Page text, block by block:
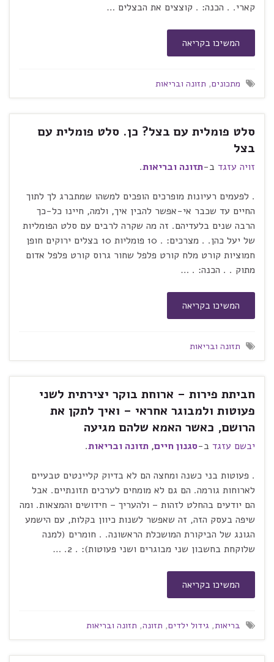
קארי. . הכנה: . קוצצים את הבצלים …
המשיכו בקריאה
מתכונים, תזונה ובריאות
סלט פומלית עם בצל? כן. סלט פומלית עם
בצל
זויה עזגד ב-תזונה ובריאות.
. לפעמים רעיונות מופרכים הופכים למשהו שמתברג לך לתוך
החיים עד שכבר אי-אפשר להבין איך, ולמה, חיינו כל-כך
הרבה שנים בלעדיהם. זה מה שקרה לרבים עם סלט הפומליות
של יעל כהן. . מצרכים: . 10 פומליות 10 בצלים ירוקים חופן
חמוציות קורט מלח קורט פלפל שחור גרוס קורט פלפל אדום
מתוק . . הכנה: . …
המשיכו בקריאה
תזונה ובריאות
חביתת פירות – ארוחת בוקר יצירתית לשני
פעוטות ולמבוגר אחראי – ואיך לתקן את
הרושם, כאשר האמא שלהם מגיעה
יבשם עזגד ב-סגנון חיים, תזונה ובריאות.
. פעוטות בני כשנה ומחצה הם לא בדיוק קליינטים טבעיים
לארוחות גורמה. הם גם לא מומחים לערכים תזונתיים. אבל
הם יודעים בהחלט לזהות – ולהעריך – חידושים והמצאות. ומה
שיפה בעסק הזה, זה שאפשר לשנות כיוון בקלות, עם הישמע
הגונג של הביקורת המושכלת הראשונה. . חומרים (למנה
שלוקחת בחשבון שני מבוגרים ושני פעוטות): . 2. …
המשיכו בקריאה
בריאות, גידול ילדים, תזונה, תזונה ובריאות